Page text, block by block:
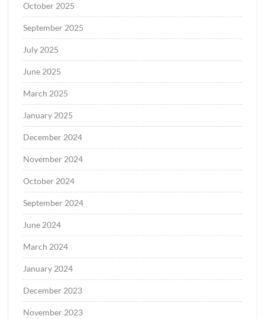
October 2025
September 2025
July 2025
June 2025
March 2025
January 2025
December 2024
November 2024
October 2024
September 2024
June 2024
March 2024
January 2024
December 2023
November 2023